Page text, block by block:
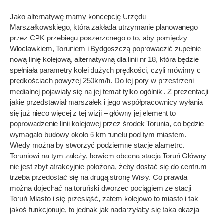
Jako alternatywę mamy koncepcję Urzędu
Marszałkowskiego, która zakłada utrzymanie planowanego
przez CPK przebiegu poszerzonego o to, aby pomiędzy
Włocławkiem, Toruniem i Bydgoszczą poprowadzić zupełnie
nową linię kolejową, alternatywną dla linii nr 18, która będzie
spełniała parametry kolei dużych prędkości, czyli mówimy o
prędkościach powyżej 250km/h. Do tej pory w przestrzeni
medialnej pojawiały się na jej temat tylko ogólniki. Z prezentacji
jakie przedstawiał marszałek i jego współpracownicy wyłania
się już nieco więcej z tej wizji – główny jej element to
poprowadzenie linii kolejowej przez środek Torunia, co będzie
wymagało budowy około 6 km tunelu pod tym miastem.
Wtedy można by stworzyć podziemne stacje alametro.
Toruniowi na tym zależy, bowiem obecna stacja Toruń Główny
nie jest zbyt atrakcyjnie położona, żeby dostać się do centrum
trzeba przedostać się na drugą stronę Wisły. Co prawda
można dojechać na toruński dworzec pociągiem ze stacji
Toruń Miasto i się przesiąść, zatem kolejowo to miasto i tak
jakoś funkcjonuje, to jednak jak nadarzyłaby się taka okazja,